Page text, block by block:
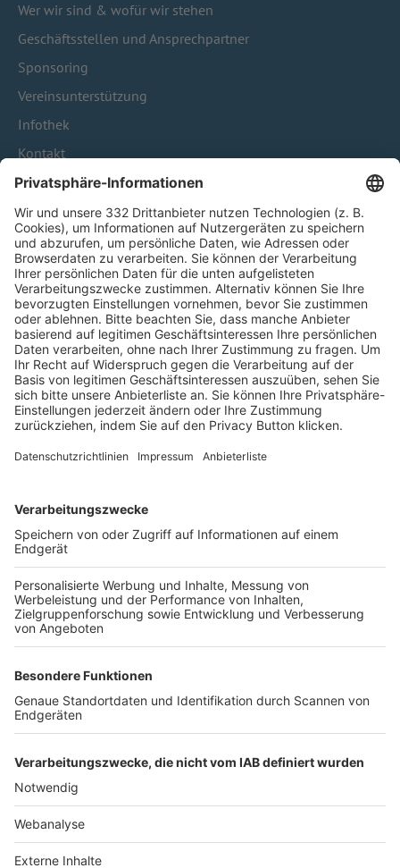
Wer wir sind & wofür wir stehen
Geschäftsstellen und Ansprechpartner
Sponsoring
Vereinsunterstützung
Infothek
Kontakt
HÄUFIG BESUCHTE SEITEN
Pässe und Vereinswechsel
Trainerausbildung
Schulungsangebot Vereinsmitarbeiter
BFV-Geschäftsstellen
Trainerbörse
Login SpielPlus
FOLGE DEM BFV
TOP-VEREINE
TOP-PARTNER
Nutzungsbedingungen Datenschutz Impressum